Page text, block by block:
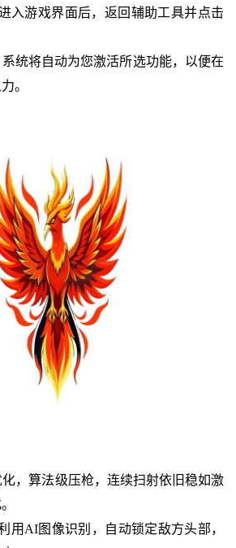
入游戏界面后，返回辅助工具并点击
统将自动为您激活所选功能，以便在
。
，算法级压枪，连续扫射依旧稳如激
用AI图像识别，自动锁定敌方头部，